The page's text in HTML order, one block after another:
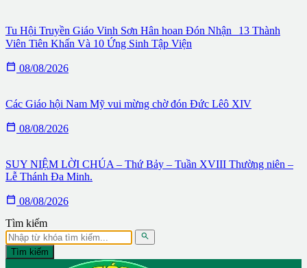
Tu Hội Truyền Giáo Vinh Sơn Hân hoan Đón Nhận 13 Thành
Viên Tiên Khấn Và 10 Ứng Sinh Tập Viện
 08/08/2026
Các Giáo hội Nam Mỹ vui mừng chờ đón Đức Lêô XIV
 08/08/2026
SUY NIỆM LỜI CHÚA – Thứ Bảy – Tuần XVIII Thường niên –
Lễ Thánh Đa Minh.
 08/08/2026
Tìm kiếm

Tìm kiếm